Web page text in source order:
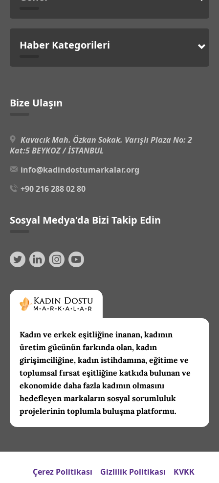
Haber Kategorileri
Bize Ulaşın
Kavacık Mah. Özkan Sokak. Varışlı Plaza No: 2
Kat:5 BEYKOZ / İSTANBUL
info@kadindostumarkalar.org
+90 216 288 02 80
Sosyal Medya'da Bizi Takip Edin
Kadın ve erkek eşitliğine inanan, kadının
üretim gücünün farkında olan, kadın
girişimciliğine, kadın istihdamına, eğitime ve
toplumsal fırsat eşitliğine katkıda bulunan ve
ekonomide daha fazla kadının olmasını
hedefleyen markaların sosyal sorumluluk
projelerinin toplumla buluşma platformu.
Çerez Politikası Gizlilik Politikası
KVKK